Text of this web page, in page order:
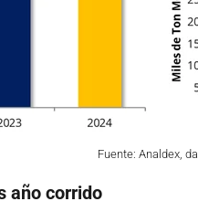
Fuente: Analdex,
año corrido